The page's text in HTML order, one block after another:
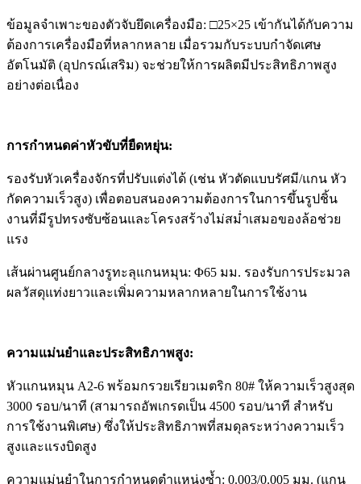
ข้อมูลจำเพาะของตัวจับยึดเครื่องมือ: □25×25 เข้ากันได้กับความ
ต้องการเครื่องมือที่หลากหลาย เมื่อรวมกับระบบกำจัดเศษ
อัตโนมัติ (อุปกรณ์เสริม) จะช่วยให้การผลิตมีประสิทธิภาพสูง
อย่างต่อเนื่อง
การกำหนดค่าหัวขับที่ยืดหยุ่น:
รองรับหัวเครื่องจักรที่ปรับแต่งได้ (เช่น หัวตัดแบบรัศมี/แกน หัว
กัดความเร็วสูง) เพื่อตอบสนองความต้องการในการขึ้นรูปชิ้น
งานที่มีรูปทรงซับซ้อนและโครงสร้างไม่สม่ำเสมอของล้อช่วย
แรง
เส้นผ่านศูนย์กลางรูทะลุแกนหมุน: Φ65 มม. รองรับการประมวล
ผลวัสดุแท่งยาวและเพิ่มความหลากหลายในการใช้งาน
ความแม่นยำและประสิทธิภาพสูง:
หัวแกนหมุน A2-6 พร้อมกรวยเรียวเมตริก 80# ให้ความเร็วสูงสุด
3000 รอบ/นาที (สามารถอัพเกรดเป็น 4500 รอบ/นาที สำหรับ
การใช้งานพิเศษ) ซึ่งให้ประสิทธิภาพที่สมดุลระหว่างความเร็ว
สูงและแรงบิดสูง
ความแม่นยำในการกำหนดตำแหน่งซ้ำ: 0.003/0.005 มม. (แกน